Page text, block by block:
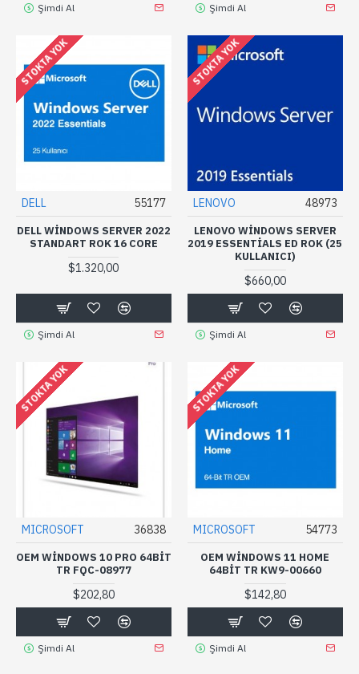
Şimdi Al Şimdi Al
STOKTA YOK
DELL 55177
DELL WINDOWS SERVER 2022
STANDART ROK 16 CORE
$1.320,00
Şimdi Al
STOKTA YOK
LENOVO 48973
LENOVO WINDOWS SERVER
2019 ESSENTIALS ED ROK (25
KULLANICI)
$660,00
Şimdi Al
STOKTA YOK
MICROSOFT 36838
OEM WINDOWS 10 PRO 64BIT
TR FQC-08977
$202,80
Şimdi Al
STOKTA YOK
MICROSOFT 54773
OEM WINDOWS 11 HOME
64BIT TR KW9-00660
$142,80
Şimdi Al